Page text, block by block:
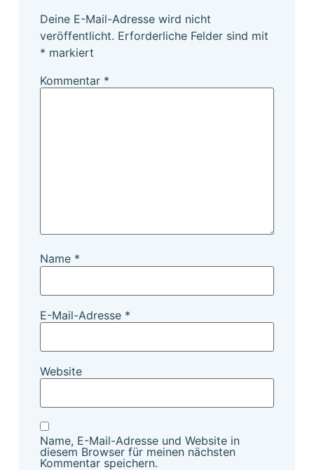
Deine E-Mail-Adresse wird nicht
veröffentlicht. Erforderliche Felder sind mit
* markiert
Kommentar *
Name *
E-Mail-Adresse *
Website
Name, E-Mail-Adresse und Website in
diesem Browser für meinen nächsten
Kommentar speichern.